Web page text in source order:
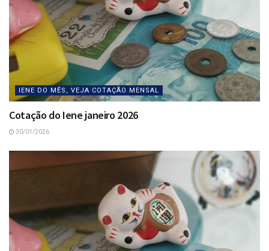
IENE DO MÊS, VEJA COTAÇÃO MENSAL
Cotação do Iene janeiro 2026
30/01/2026